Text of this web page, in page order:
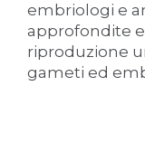
embriologi e
approfondite
riproduzione
gameti ed